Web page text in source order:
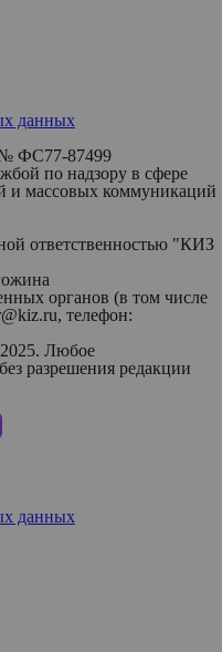
данных
№ ФС77-87499
по надзору в сфере
и массовых коммуникаций
ответственностью "КИЗ
органов (в том числе
телефон:
Любое
разрешения редакции
данных